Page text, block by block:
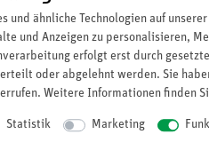
eines
und ähnliche Technologien auf
und Anzeigen zu personalisieren,
erfolgt erst durch
oder abgelehnt werden. Sie
Weitere Informationen finden
Statistik Marketing